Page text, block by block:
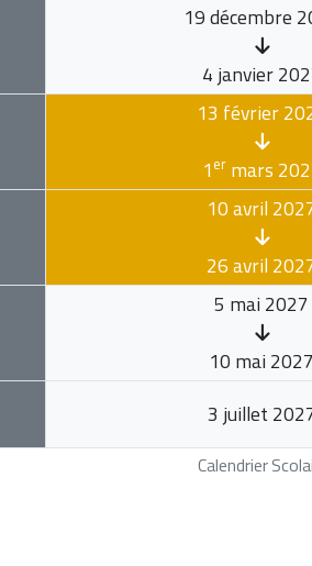
Calendrier
19 décembre
4 janvier
13 février
1ermars
10 avril
26 avril
5 mai 2027
10 mai 2027
3 juillet